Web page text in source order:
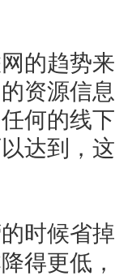
的趋势
资源信
何的线
达到，
时候省
得更低